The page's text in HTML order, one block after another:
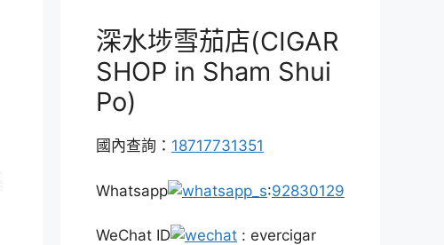
深水埗雪茄店(CIGAR
SHOP in Sham Shui
Po)
國內查詢： 18717731351
Whatsapp :92830129
WeChat ID : evercigar